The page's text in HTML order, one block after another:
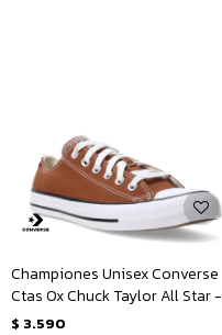
Championes Unisex Converse
Ctas Ox Chuck Taylor All Star -
Marrón - Blanco
$ 3.590